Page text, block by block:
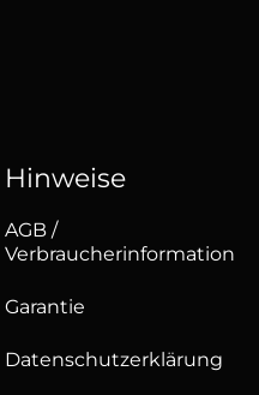
Hinweise
AGB /
Verbraucherinformation
Garantie
Datenschutzerklärung